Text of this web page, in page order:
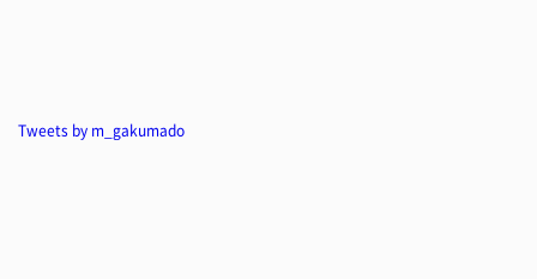
Tweets by m_gakumado